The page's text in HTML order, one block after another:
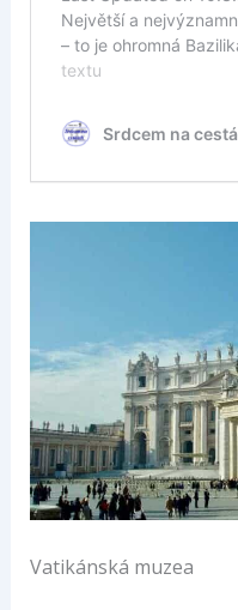
Vatikánská muzea